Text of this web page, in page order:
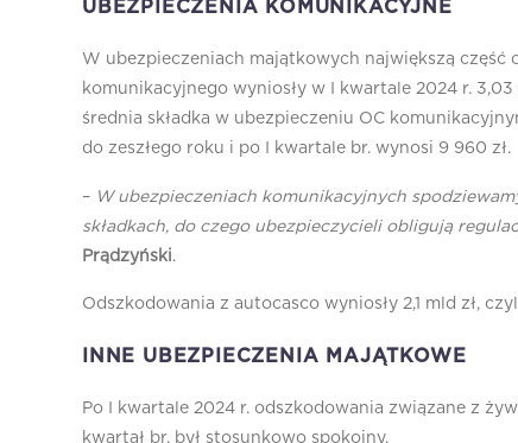
UBEZPIECZENIA KOMUNIKACYJNE
W ubezpieczeniach majątkowych największą
komunikacyjnego wyniosły w I kwartale 2024 r.
średnia składka w ubezpieczeniu OC
do zeszłego roku i po I kwartale br. wynosi 9 960 zł.
– W ubezpieczeniach komunikacyjnych
składkach, do czego ubezpieczycieli obligują
Prądzyński.
Odszkodowania z autocasco wyniosły 2,1 mld zł,
INNE UBEZPIECZENIA MAJĄTKOWE
Po I kwartale 2024 r. odszkodowania związane z
kwartał br. był stosunkowo spokojny.